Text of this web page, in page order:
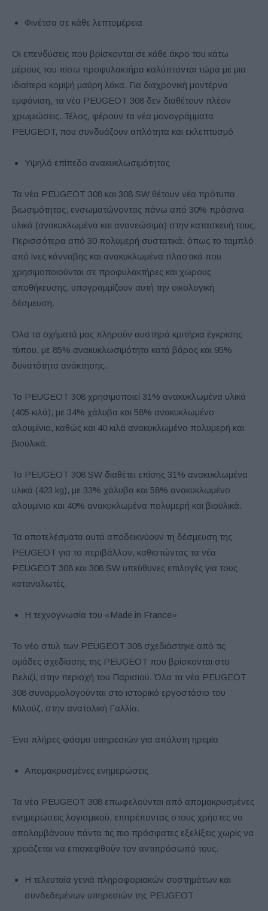
Φινέτσα σε κάθε λεπτομέρεια
Οι επενδύσεις που βρίσκονται σε κάθε άκρο του κάτω
μέρους του πίσω προφυλακτήρα καλύπτονται τώρα με μια
ιδιαίτερα κομψή μαύρη λάκα. Για διαχρονική μοντέρνα
εμφάνιση, τα νέα PEUGEOT 308 δεν διαθέτουν πλέον
χρωμιώσεις. Τέλος, φέρουν τα νέα μονογράμματα
PEUGEOT, που συνδυάζουν απλότητα και εκλεπτυσμό
Υψηλό επίπεδο ανακυκλωσιμότητας
Τα νέα PEUGEOT 308 και 308 SW θέτουν νέα πρότυπα
βιωσιμότητας, ενσωματώνοντας πάνω από 30% πράσινα
υλικά (ανακυκλωμένα και ανανεώσιμα) στην κατασκευή τους.
Περισσότερα από 30 πολυμερή συστατικά, όπως το ταμπλό
από ίνες κάνναβης και ανακυκλωμένα πλαστικά που
χρησιμοποιούνται σε προφυλακτήρες και χώρους
αποθήκευσης, υπογραμμίζουν αυτή την οικολογική
δέσμευση.
Όλα τα οχήματά μας πληρούν αυστηρά κριτήρια έγκρισης
τύπου, με 85% ανακυκλωσιμότητα κατά βάρος και 95%
δυνατότητα ανάκτησης.
Το PEUGEOT 308 χρησιμοποιεί 31% ανακυκλωμένα υλικά
(405 κιλά), με 34% χάλυβα και 58% ανακυκλωμένο
αλουμίνιο, καθώς και 40 κιλά ανακυκλωμένα πολυμερή και
βιοϋλικά.
Το PEUGEOT 308 SW διαθέτει επίσης 31% ανακυκλωμένα
υλικά (423 kg), με 33% χάλυβα και 58% ανακυκλωμένο
αλουμίνιο και 40% ανακυκλωμένα πολυμερή και βιοϋλικά.
Τα αποτελέσματα αυτά αποδεικνύουν τη δέσμευση της
PEUGEOT για το περιβάλλον, καθιστώντας τα νέα
PEUGEOT 308 και 308 SW υπεύθυνες επιλογές για τους
καταναλωτές.
Η τεχνογνωσία του «Μade in France»
Το νέο στυλ των PEUGEOT 308 σχεδιάστηκε από τις
ομάδες σχεδίασης της PEUGEOT που βρίσκονται στο
Βελιζί, στην περιοχή του Παρισιού. Όλα τα νέα PEUGEOT
308 συναρμολογούνται στο ιστορικό εργοστάσιο του
Μιλούζ, στην ανατολική Γαλλία.
Ένα πλήρες φάσμα υπηρεσιών για απόλυτη ηρεμία
Απομακρυσμένες ενημερώσεις
Τα νέα PEUGEOT 308 επωφελούνται από απομακρυσμένες
ενημερώσεις λογισμικού, επιτρέποντας στους χρήστες να
απολαμβάνουν πάντα τις πιο πρόσφατες εξελίξεις χωρίς να
χρειάζεται να επισκεφθούν τον αντιπρόσωπό τους.
Η τελευταία γενιά πληροφοριακών συστημάτων και
συνδεδεμένων υπηρεσιών της PEUGEOT